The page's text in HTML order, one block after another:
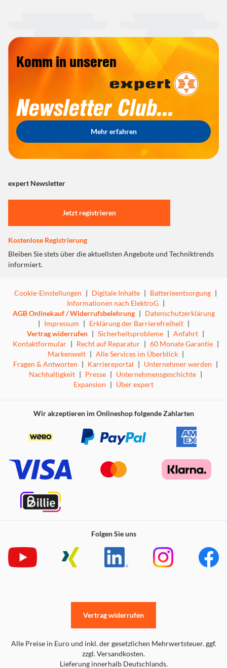
Komm in unseren
Newsletter Club...
Mehr erfahren
expert Newsletter
Jetzt registrieren
Kostenlose Registrierung
Bleiben Sie stets über die aktuellsten Angebote und Techniktrends
informiert.
Cookie-Einstellungen | Digitale Inhalte | Batterieentsorgung |
Informationen nach ElektroG |
AGB Onlinekauf / Widerrufsbelehrung | Datenschutzerklärung
| Impressum | Erklärung der Barrierefreiheit |
Vertrag widerrufen | Sicherheitsprobleme | Anfahrt |
Kontaktformular | Recht auf Reparatur | 60 Monate Garantie |
Markenwelt | Alle Services im Überblick |
Fragen & Antworten | Karriereportal | Unternehmer werden |
Nachhaltigkeit | Presse | Unternehmensgeschichte |
Expansion | Über expert
Wir akzeptieren im Onlineshop folgende Zahlarten
Folgen Sie uns
Alle Preise in Euro und inkl. der gesetzlichen Mehrwertsteuer. ggf.
zzgl. Versandkosten.
Lieferung innerhalb Deutschlands.
Vertrag widerrufen